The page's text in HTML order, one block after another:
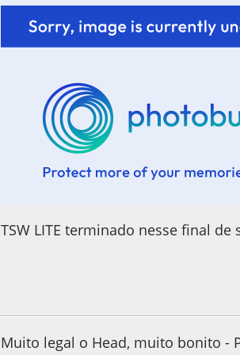
TSW LITE terminado nesse final de
Muito legal o Head, muito bonito -